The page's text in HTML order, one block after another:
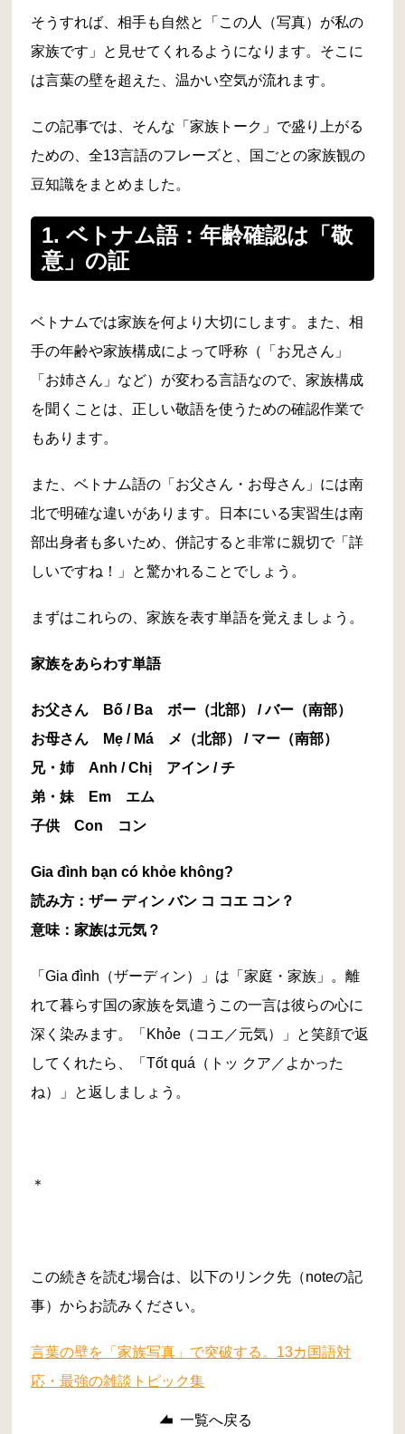
そうすれば、相手も自然と「この人（写真）が私の
家族です」と見せてくれるようになります。そこに
は言葉の壁を超えた、温かい空気が流れます。
この記事では、そんな「家族トーク」で盛り上がる
ための、全13言語のフレーズと、国ごとの家族観の
豆知識をまとめました。
1. ベトナム語：年齢確認は「敬
意」の証
ベトナムでは家族を何より大切にします。また、相
手の年齢や家族構成によって呼称（「お兄さん」
「お姉さん」など）が変わる言語なので、家族構成
を聞くことは、正しい敬語を使うための確認作業で
もあります。
また、ベトナム語の「お父さん・お母さん」には南
北で明確な違いがあります。日本にいる実習生は南
部出身者も多いため、併記すると非常に親切で「詳
しいですね！」と驚かれることでしょう。
まずはこれらの、家族を表す単語を覚えましょう。
家族をあらわす単語
お父さん Bố / Ba ボー（北部） / バー（南部）
お母さん Mẹ / Má メ（北部） / マー（南部）
兄・姉 Anh / Chị アイン / チ
弟・妹 Em エム
子供 Con コン
Gia đình bạn có khỏe không?
読み方：ザー ディン バン コ コエ コン？
意味：家族は元気？
「Gia đình（ザーディン）」は「家庭・家族」。離
れて暮らす国の家族を気遣うこの一言は彼らの心に
深く染みます。「Khỏe（コエ／元気）」と笑顔で返
してくれたら、「Tốt quá（トッ クア／よかった
ね）」と返しましょう。
＊
この続きを読む場合は、以下のリンク先（noteの記
事）からお読みください。
言葉の壁を「家族写真」で突破する。13カ国語対
応・最強の雑談トピック集
一覧へ戻る